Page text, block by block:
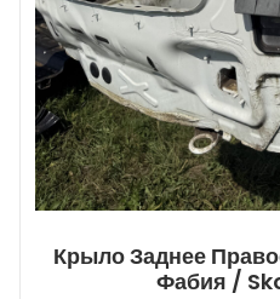
Крыло Заднее
Фабия /